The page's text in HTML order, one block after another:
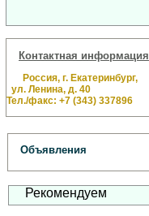
Контактная информация
Россия, г. Екатеринбург,
ул. Ленина, д. 40
Тел./факс: +7 (343) 337896
Объявления
Рекомендуем